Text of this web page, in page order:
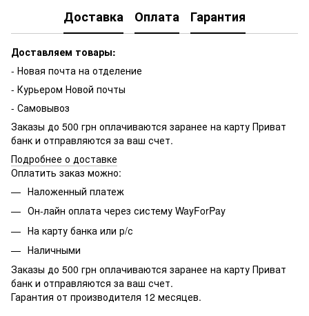
Доставка Оплата Гарантия
Доставляем товары:
- Новая почта на отделение
- Курьером Новой почты
- Самовывоз
Заказы до 500 грн оплачиваются заранее на карту Приват
банк и отправляются за ваш счет.
Подробнее о доставке
Оплатить заказ можно:
Наложенный платеж
Он-лайн оплата через систему WayForPay
На карту банка или р/с
Наличными
Заказы до 500 грн оплачиваются заранее на карту Приват
банк и отправляются за ваш счет.
Гарантия от производителя 12 месяцев.